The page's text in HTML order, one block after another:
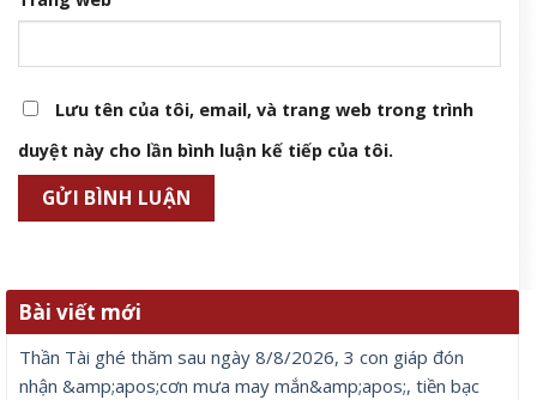
Lưu tên của tôi, email, và trang web trong trình
duyệt này cho lần bình luận kế tiếp của tôi.
Bài viết mới
Thần Tài ghé thăm sau ngày 8/8/2026, 3 con giáp đón
nhận &amp;apos;cơn mưa may mắn&amp;apos;, tiền bạc